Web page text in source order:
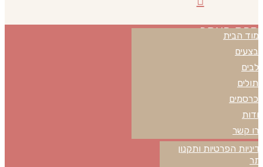
מפת האתר
הבית
קשר
מדיניותהפרטיות ותקנון